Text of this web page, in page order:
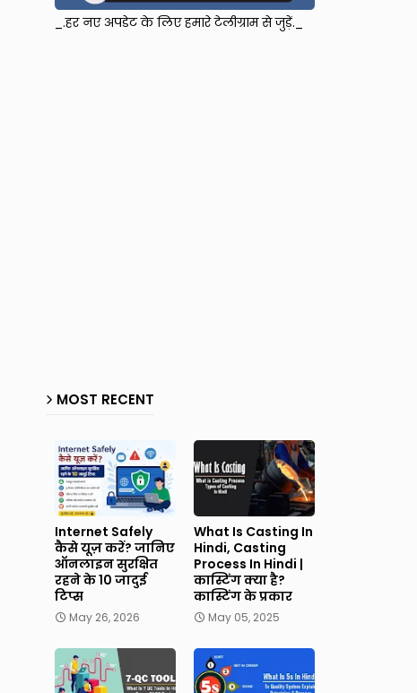
_.हर नए अपडेट के लिए हमारे टेलीग्राम से जुड़ें._
MOST RECENT
Internet Safely
कैसे यूज़ करें? जानिए
ऑनलाइन सुरक्षित
रहने के 10 जादुई
टिप्स
May 26, 2026
What Is Casting In
Hindi, Casting
Process In Hindi |
कास्टिंग क्या है?
कास्टिंग के प्रकार
May 05, 2025